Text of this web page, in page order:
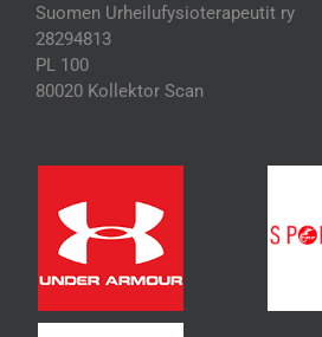
Suomen Urheilufysioterapeutit ry
28294813
PL 100
80020 Kollektor Scan